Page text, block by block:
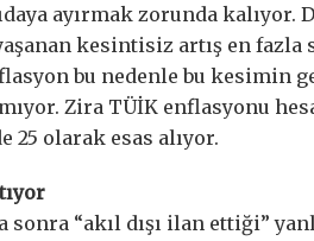
ayırmak zorunda kalıyor.
kesintisiz artış en
bu nedenle bu kesimin
Zira TÜİK enflasyonu
25 olarak esas alıyor.
sonra “akıl dışı ilan ettiği”